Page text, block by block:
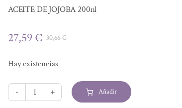
ACEITE DE JOJOBA 200nl
30,66€El
era:
30,66 €.
27,59€
El
es:
27,59 €.
Hay existencias
ACEITE
Añadir